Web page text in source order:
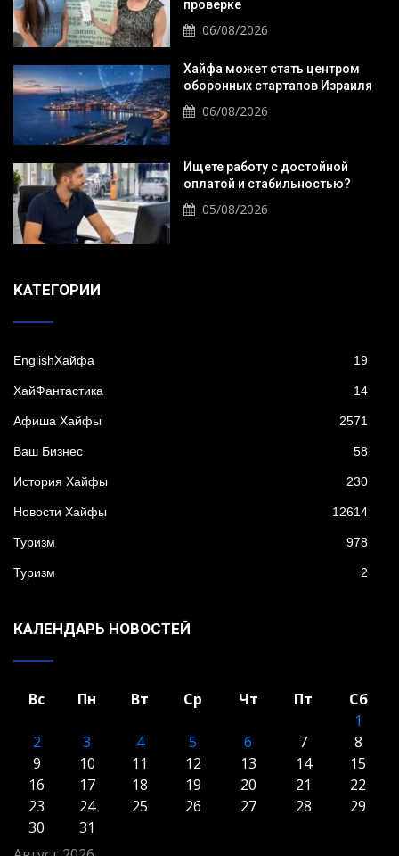
проверке
06/08/2026
Хайфа может стать центром
оборонных стартапов Израиля
06/08/2026
Ищете работу с достойной
оплатой и стабильностью?
05/08/2026
KАТЕГОРИИ
EnglishХайфа 19
XайФантастика 14
Афиша Хайфы 2571
Ваш Бизнес 58
История Хайфы 230
Новости Хайфы 12614
Туризм 978
Туризм 2
КАЛЕНДАРЬ НОВОСТЕЙ
Вс Пн Вт Ср Чт Пт
Сб
1
2
3 4 5 6 7
8
9
10 11 12 13 14
15
16
17 18 19 20 21
22
23
24 25 26 27 28
29
30
31